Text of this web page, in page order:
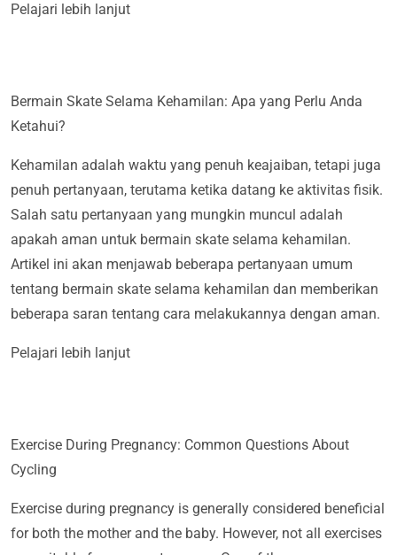
Pelajari lebih lanjut
Bermain Skate Selama Kehamilan: Apa yang Perlu Anda
Ketahui?
Kehamilan adalah waktu yang penuh keajaiban, tetapi juga
penuh pertanyaan, terutama ketika datang ke aktivitas fisik.
Salah satu pertanyaan yang mungkin muncul adalah
apakah aman untuk bermain skate selama kehamilan.
Artikel ini akan menjawab beberapa pertanyaan umum
tentang bermain skate selama kehamilan dan memberikan
beberapa saran tentang cara melakukannya dengan aman.
Pelajari lebih lanjut
Exercise During Pregnancy: Common Questions About
Cycling
Exercise during pregnancy is generally considered beneficial
for both the mother and the baby. However, not all exercises